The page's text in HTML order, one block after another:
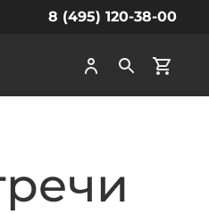
8 (495) 120-38-00